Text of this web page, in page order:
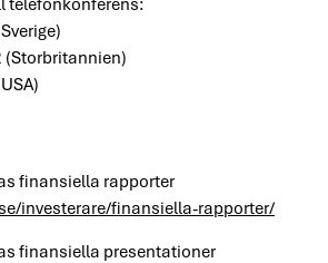
(Storbritannien)
finansiella rapporter
investerare/finansiella-rapporter/
finansiella presentationer